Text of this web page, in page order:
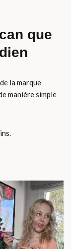
que
la marque
manière simple